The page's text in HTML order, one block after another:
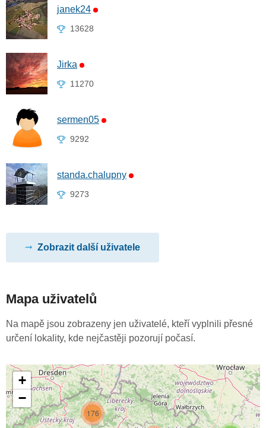
janek24
13628
Jirka
11270
sermen05
9292
standa.chalupny
9273
Zobrazit další uživatele
Mapa uživatelů
Na mapě jsou zobrazeny jen uživatelé, kteří vyplnili přesné
určení lokality, kde nejčastěji pozorují počasí.
176
+
−